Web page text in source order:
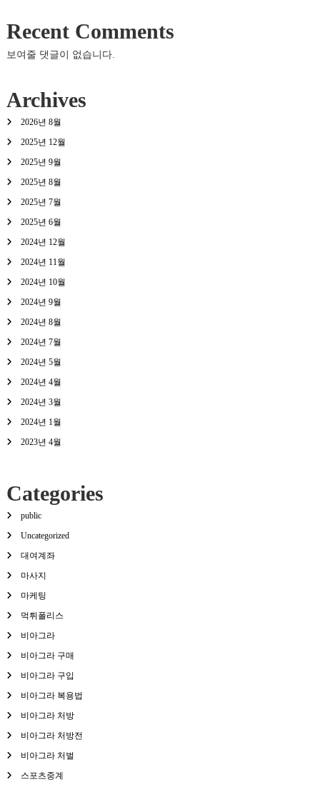
Recent Comments
보여줄 댓글이 없습니다.
Archives
2026년 8월
2025년 12월
2025년 9월
2025년 8월
2025년 7월
2025년 6월
2024년 12월
2024년 11월
2024년 10월
2024년 9월
2024년 8월
2024년 7월
2024년 5월
2024년 4월
2024년 3월
2024년 1월
2023년 4월
Categories
public
Uncategorized
대여계좌
마사지
마케팅
먹튀폴리스
비아그라
비아그라 구매
비아그라 구입
비아그라 복용법
비아그라 처방
비아그라 처방전
비아그라 처벌
스포츠중계